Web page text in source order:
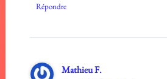
Répondre
Mathieu F.